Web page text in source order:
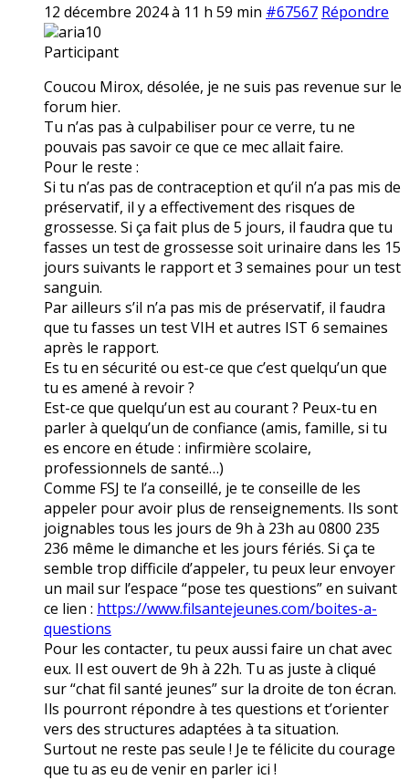
12 décembre 2024 à 11 h 59 min #67567 Répondre
aria10
Participant
Coucou Mirox, désolée, je ne suis pas revenue sur le
forum hier.
Tu n’as pas à culpabiliser pour ce verre, tu ne
pouvais pas savoir ce que ce mec allait faire.
Pour le reste :
Si tu n’as pas de contraception et qu’il n’a pas mis de
préservatif, il y a effectivement des risques de
grossesse. Si ça fait plus de 5 jours, il faudra que tu
fasses un test de grossesse soit urinaire dans les 15
jours suivants le rapport et 3 semaines pour un test
sanguin.
Par ailleurs s’il n’a pas mis de préservatif, il faudra
que tu fasses un test VIH et autres IST 6 semaines
après le rapport.
Es tu en sécurité ou est-ce que c’est quelqu’un que
tu es amené à revoir ?
Est-ce que quelqu’un est au courant ? Peux-tu en
parler à quelqu’un de confiance (amis, famille, si tu
es encore en étude : infirmière scolaire,
professionnels de santé…)
Comme FSJ te l’a conseillé, je te conseille de les
appeler pour avoir plus de renseignements. Ils sont
joignables tous les jours de 9h à 23h au 0800 235
236 même le dimanche et les jours fériés. Si ça te
semble trop difficile d’appeler, tu peux leur envoyer
un mail sur l’espace “pose tes questions” en suivant
ce lien : https://www.filsantejeunes.com/boites-a-
questions
Pour les contacter, tu peux aussi faire un chat avec
eux. Il est ouvert de 9h à 22h. Tu as juste à cliqué
sur “chat fil santé jeunes” sur la droite de ton écran.
Ils pourront répondre à tes questions et t’orienter
vers des structures adaptées à ta situation.
Surtout ne reste pas seule ! Je te félicite du courage
que tu as eu de venir en parler ici !